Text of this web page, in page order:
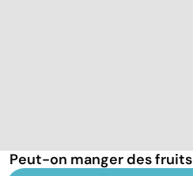
Peut-on manger des fruits